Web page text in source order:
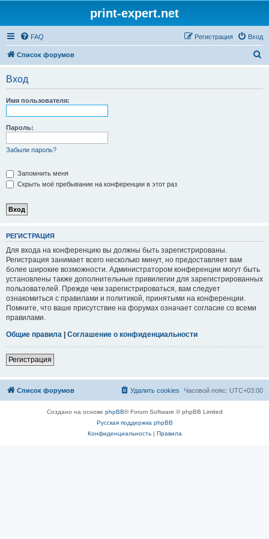
print-expert.net
FAQ Вход
Регистрация
Список форумов
Вход
Имя пользователя:
Пароль:
Забыли пароль?
Запомнить меня
Скрыть моё пребывание на конференции в этот раз
РЕГИСТРАЦИЯ
Для входа на конференцию вы должны быть зарегистрированы.
Регистрация занимает всего несколько минут, но предоставляет вам
более широкие возможности. Администратором конференции могут быть
установлены также дополнительные привилегии для зарегистрированных
пользователей. Прежде чем зарегистрироваться, вам следует
ознакомиться с правилами и политикой, принятыми на конференции.
Помните, что ваше присутствие на форумах означает согласие со всеми
правилами.
Общие правила | Соглашение о конфиденциальности
Регистрация
Список форумов Часовой пояс: UTC+03:00
Удалить cookies
Создано на основе phpBB® Forum Software © phpBB Limited
Русская поддержка phpBB
Конфиденциальность| Правила